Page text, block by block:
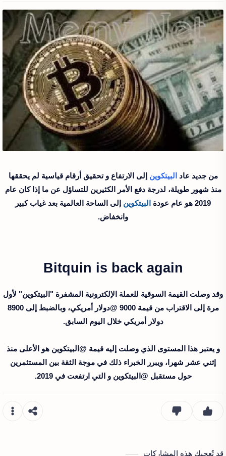
من جديد عاد البيتكوين إلى الارتفاع و تحقيق أرقام قياسية لم يحققها
منذ شهور طويلة، لدرجة دفع الأمر الكثيرين للتساؤل عن ما إذا كان عام
2019 هو عام عودة
البيتكوين إلى الساحة العالمية بعد غياب كبير
وانخفاض.
Bitquin is back again
وقد وصلت القيمة السوقية للعملة الإلكترونية المشفرة "البيتكوين" لأول
مرة إلى الاقتراب من قيمة 9000 @دولار أمريكي، وبالضبط إلى 8900
دولار أمريكي خلال اليوم السابق.
و يعتبر هذا المستوى الذي وصلت إليه قيمة @البيتكوين هو الأعلى منذ
إثني عشر شهرا، ويبرر الخبراء ذلك في موجة الثقة بين المستثمرين
حول مستقبل @البيتكوين و التي ارتفعت في 2019.
قد تُعجبك هذه المشاركات